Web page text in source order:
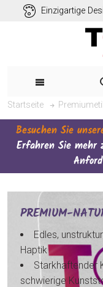
Einzigartige
Startseite
Besuchen Sie
Erfahren Sie mehr
PREMIUM-
Edles,
Haptik
Starkhaftender
schwierige